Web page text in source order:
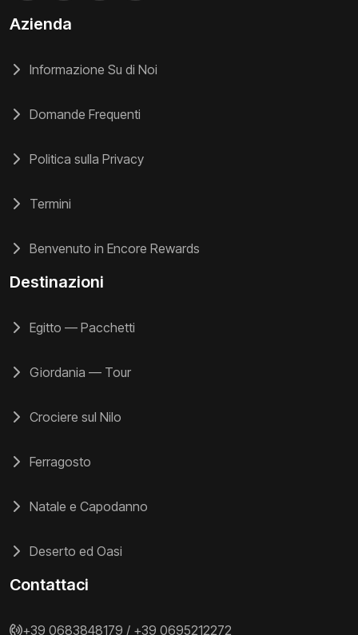
Azienda
Informazione Su di Noi
Domande Frequenti
Politica sulla Privacy
Termini
Benvenuto in Encore Rewards
Destinazioni
Egitto — Pacchetti
Giordania — Tour
Crociere sul Nilo
Ferragosto
Natale e Capodanno
Deserto ed Oasi
Contattaci
+39 0683848179 / +39 0695212272